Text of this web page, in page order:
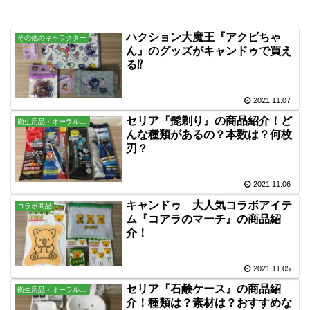
その他のキャラクター
ハクション大魔王『アクビちゃ
ん』のグッズがキャンドゥで買え
る⁉
2021.11.07
衛生用品・オーラル・バス用品
セリア『髭剃り』の商品紹介！ど
んな種類があるの？本数は？何枚
刃？
2021.11.06
コラボ商品
キャンドゥ 大人気コラボアイテ
ム『コアラのマーチ』の商品紹
介！
2021.11.05
セリア『石鹸ケース』の商品紹
介！種類は？素材は？おすすめな